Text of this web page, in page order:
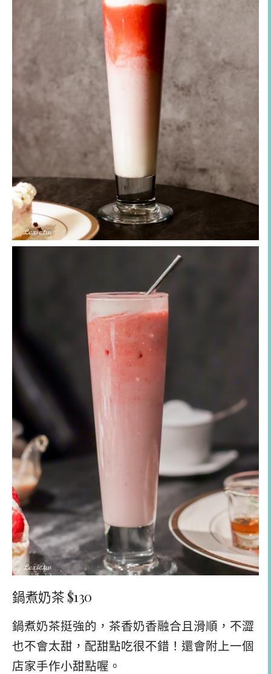
鍋煮奶茶 $130
鍋煮奶茶挺強的，茶香奶香融合且滑順，不澀
也不會太甜，配甜點吃很不錯！還會附上一個
店家手作小甜點喔。